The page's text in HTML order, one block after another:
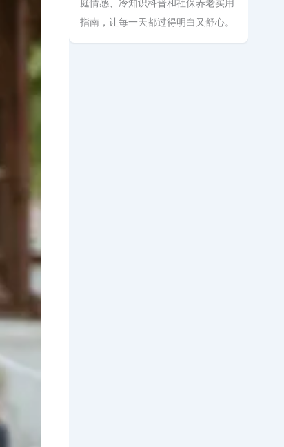
指南，让每一天都过得明白又舒心。